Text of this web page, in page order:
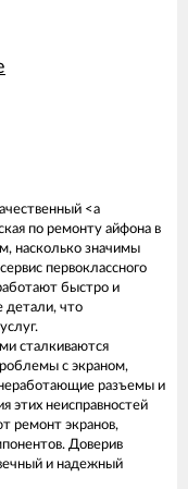
<a
по ремонту айфона в
насколько значимы
первоклассного
быстро и
детали, что
сталкиваются
с экраном,
разъемы и
этих неисправностей
ремонт экранов,
Доверив
и надежный